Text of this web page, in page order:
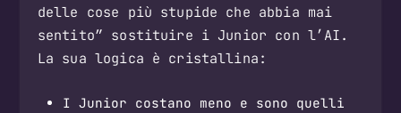
delle cose più stupide che abbia mai
sentito” sostituire i Junior con l’AI.
La sua logica è cristallina:
I Junior costano meno e sono quelli